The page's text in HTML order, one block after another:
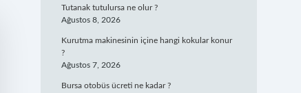
Tutanak tutulursa ne olur ?
Ağustos 8, 2026
Kurutma makinesinin içine hangi kokular konur
?
Ağustos 7, 2026
Bursa otobüs ücreti ne kadar ?